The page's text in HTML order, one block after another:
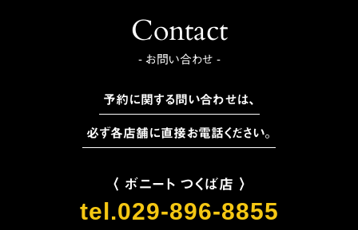
Contact
- お問い合わせ -
予約に関する問い合わせは、
必ず各店舗に直接お電話ください。
〈 ボニート つくば店 〉
tel.029-896-8855